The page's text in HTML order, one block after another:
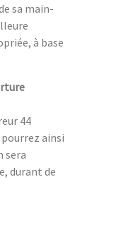
sa main-
à base
44
pourrez ainsi
sera
durant de